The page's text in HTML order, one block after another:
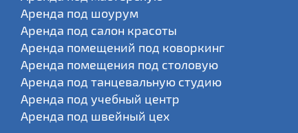
Аренда под шоурум
Аренда под салон красоты
Аренда помещений под коворкинг
Аренда помещения под столовую
Аренда под танцевальную студию
Аренда под учебный центр
Аренда под швейный цех